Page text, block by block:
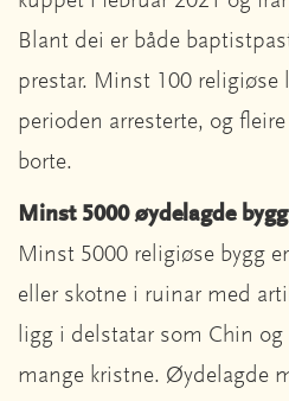
Blant dei er både
prestar. Minst 100 religiøse
perioden arresterte, og
borte.
Minst 5000 øydelagde bygg
Minst 5000 religiøse bygg
eller skotne i ruinar med
ligg i delstatar som Chin
mange kristne. Øydelagde